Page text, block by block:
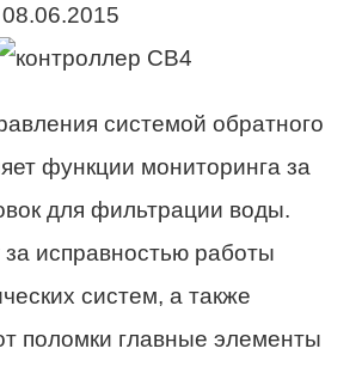
08.06.2015
системой обратного
функции мониторинга за
для фильтрации воды.
исправностью работы
систем, а также
поломки главные элементы